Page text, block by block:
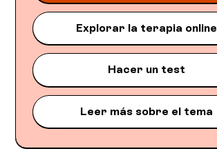
Explorar la terapia online
Hacer un test
Leer más sobre el tema